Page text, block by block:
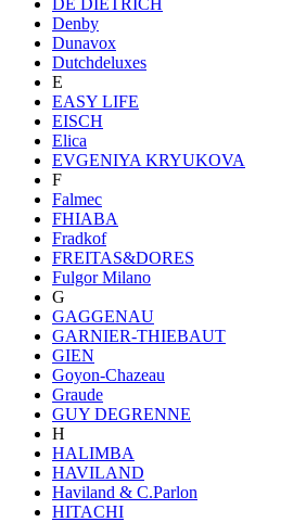
Denby
Dunavox
Dutchdeluxes
E
EASY LIFE
EISCH
Elica
EVGENIYA KRYUKOVA
F
Falmec
FHIABA
Fradkof
FREITAS&DORES
Fulgor Milano
G
GAGGENAU
GARNIER-THIEBAUT
GIEN
Goyon-Chazeau
Graude
GUY DEGRENNE
H
HALIMBA
HAVILAND
Haviland & C.Parlon
HITACHI